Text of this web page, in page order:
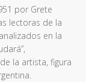
por Grete
lectoras de la
en la
la artista, figura